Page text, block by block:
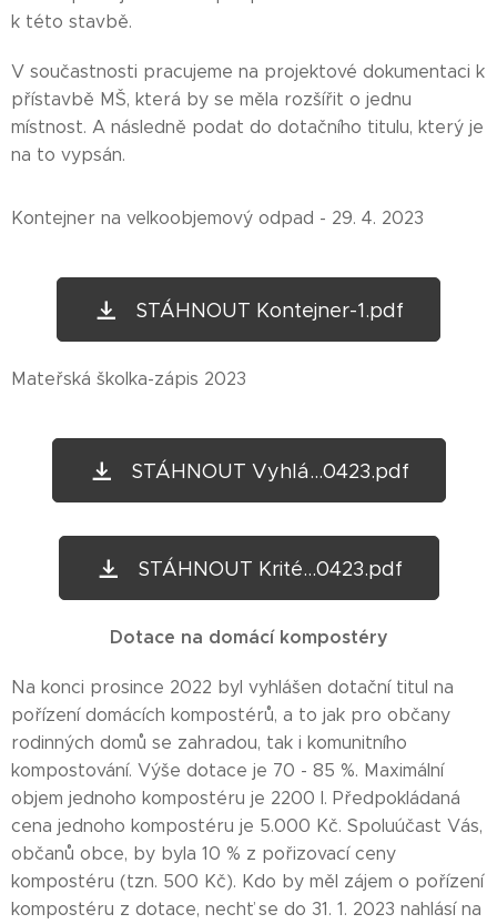
k této stavbě.
V součastnosti pracujeme na projektové dokumentaci k
přístavbě MŠ, která by se měla rozšířit o jednu
místnost. A následně podat do dotačního titulu, který je
na to vypsán.
Kontejner na velkoobjemový odpad - 29. 4. 2023
STÁHNOUT Kontejner-1.pdf
Mateřská školka-zápis 2023
STÁHNOUT Vyhlá...0423.pdf
STÁHNOUT Krité...0423.pdf
Dotace na domácí kompostéry
Na konci prosince 2022 byl vyhlášen dotační titul na
pořízení domácích kompostérů, a to jak pro občany
rodinných domů se zahradou, tak i komunitního
kompostování. Výše dotace je 70 - 85 %. Maximální
objem jednoho kompostéru je 2200 l. Předpokládaná
cena jednoho kompostéru je 5.000 Kč. Spoluúčast Vás,
občanů obce, by byla 10 % z pořizovací ceny
kompostéru (tzn. 500 Kč). Kdo by měl zájem o pořízení
kompostéru z dotace, nechť se do 31. 1. 2023 nahlásí na